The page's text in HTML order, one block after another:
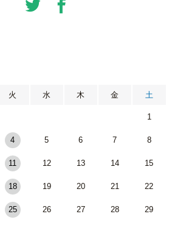
火 水 木 金 土
1
4 5 6 7 8
11 12 13 14 15
18 19 20 21 22
25 26 27 28 29